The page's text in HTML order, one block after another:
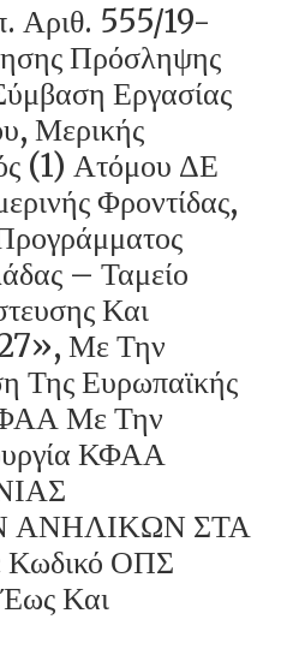
Αριθ. 555/19-
Πρόσληψης
Εργασίας
Μερικής
(1) Ατόμου ΔΕ
Φροντίδας,
– Ταμείο
Και
Με Την
Της Ευρωπαϊκής
Με Την
ΚΦΑΑ
ΣΤΑ
ΟΠΣ
Και